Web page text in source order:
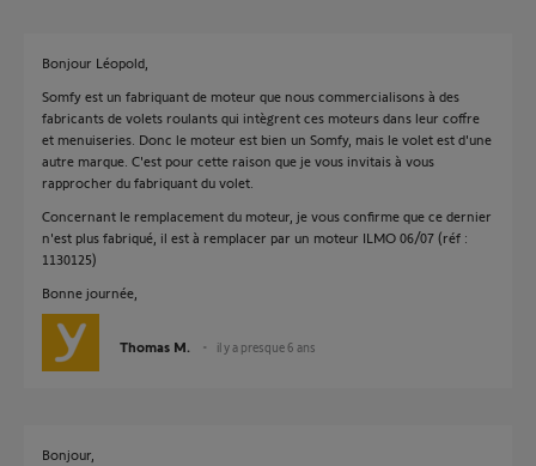
Bonjour Léopold,
Somfy est un fabriquant de moteur que nous commercialisons à des
fabricants de volets roulants qui intègrent ces moteurs dans leur coffre
et menuiseries. Donc le moteur est bien un Somfy, mais le volet est d'une
autre marque. C'est pour cette raison que je vous invitais à vous
rapprocher du fabriquant du volet.
Concernant le remplacement du moteur, je vous confirme que ce dernier
n'est plus fabriqué, il est à remplacer par un moteur ILMO 06/07 (réf :
1130125)
Bonne journée,
Thomas M. il y a presque 6 ans
Bonjour,